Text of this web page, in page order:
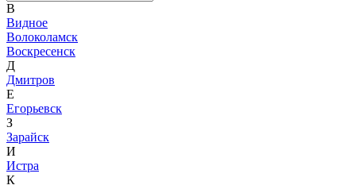
В
Видное
Волоколамск
Воскресенск
Д
Дмитров
Е
Егорьевск
З
Зарайск
И
Истра
К